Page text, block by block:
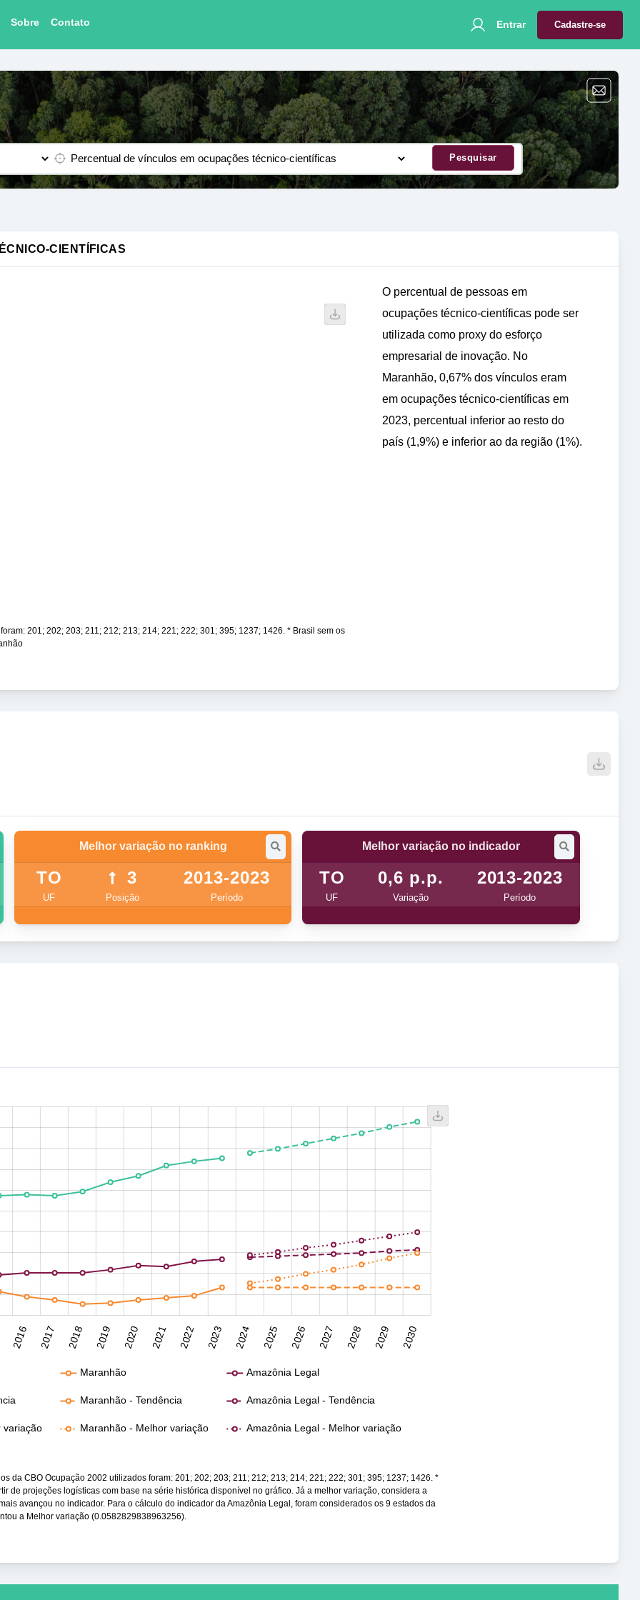
Sobre Contato Entrar Cadastre-se
Pesquisar
CIENTÍFICAS
201; 202; 203; 211; 212; 213; 214; 221; 222; 301; 395; 1237; 1426. * Brasil sem os
O percentual de pessoas em
ocupações técnico-científicas pode ser
utilizada como proxy do esforço
empresarial de inovação. No
Maranhão, 0,67% dos vínculos eram
em ocupações técnico-científicas em
2023, percentual inferior ao resto do
país (1,9%) e inferior ao da região (1%).
Melhor variação no ranking
TO
UF
3
Posição
2013-2023
Período
Melhor variação no indicador
TO
UF
0,6 p.p.
Variação
2013-2023
Período
2016 2017 2018 2019 2020 2021 2022 2023 2024 2025 2026 2027 2028 2029 2030
Maranhão Amazônia Legal
Maranhão - Tendência Amazônia Legal - Tendência
variação Maranhão - Melhor variação Amazônia Legal - Melhor variação
da CBO Ocupação 2002 utilizados foram: 201; 202; 203; 211; 212; 213; 214; 221; 222; 301; 395; 1237; 1426. *
de projeções logísticas com base na série histórica disponível no gráfico. Já a melhor variação, considera a
avançou no indicador. Para o cálculo do indicador da Amazônia Legal, foram considerados os 9 estados da
a Melhor variação (0.0582829838963256).